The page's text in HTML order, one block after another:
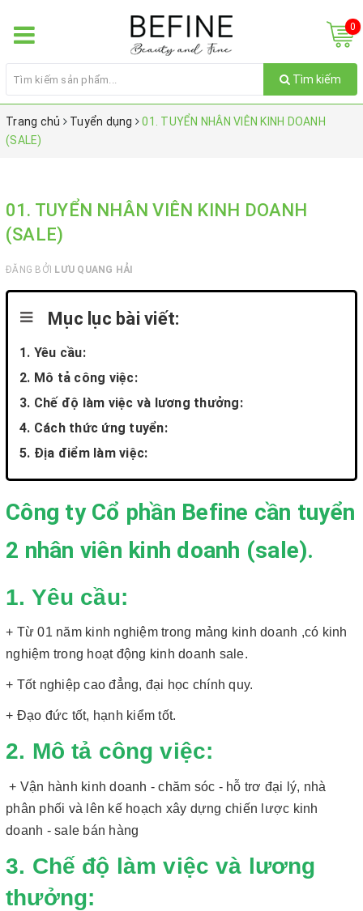
0
Tìm kiếm
Trang chủ Tuyển dụng
01. TUYỂN NHÂN VIÊN KINH DOANH
(SALE)
01. TUYỂN NHÂN VIÊN KINH DOANH
(SALE)
ĐĂNG BỞI LƯU QUANG HẢI
Mục lục bài viết:
1. Yêu cầu:
2. Mô tả công việc:
3. Chế độ làm việc và lương thưởng:
4. Cách thức ứng tuyển:
5. Địa điểm làm việc:
Công ty Cổ phần Befine cần tuyển
2 nhân viên kinh doanh (sale).
1. Yêu cầu:
+ Từ 01 năm kinh nghiệm trong mảng kinh doanh ,có kinh
nghiệm trong hoạt động kinh doanh sale.
+ Tốt nghiệp cao đẳng, đại học chính quy.
+ Đạo đức tốt, hạnh kiểm tốt.
2. Mô tả công việc:
+ Vận hành kinh doanh - chăm sóc - hỗ trơ đại lý, nhà
phân phối và lên kế hoạch xây dựng chiến lược kinh
doanh - sale bán hàng
3. Chế độ làm việc và lương
thưởng: